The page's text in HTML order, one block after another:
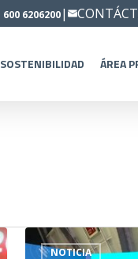
600 6206200|
SOSTENIBILIDAD ÁREA
NOTICIA